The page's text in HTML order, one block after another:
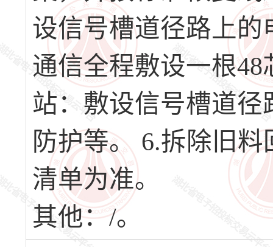
设信号槽道径路上
通信全程敷设一根
站：敷设信号槽道
防护等。 6.拆除旧
清单为准。
其他：/。